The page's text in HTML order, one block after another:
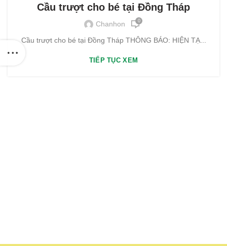
Cầu trượt cho bé tại Đồng Tháp
Chanhon 0
Cầu trượt cho bé tại Đồng Tháp THÔNG BÁO: HIỆN TẠ...
TIẾP TỤC XEM